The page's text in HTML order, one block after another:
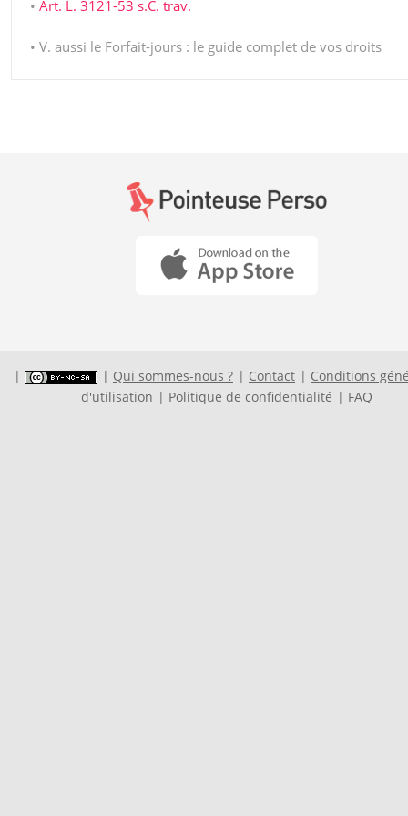
• Art. L. 3121-53 s.C. trav.
• V. aussi le Forfait-jours : le guide complet de vos droits
Qui sommes-nous ? Contact
Conditions
d'utilisation
Politique de confidentialité FAQ